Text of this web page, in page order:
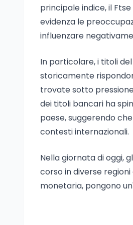
principale indice, il
evidenza le
influenzare
In particolare, i titoli
storicamente
trovate sotto
dei titoli bancari ha
paese, suggerendo
contesti internazionali.
Nella giornata di oggi,
corso in diverse
monetaria, pongono